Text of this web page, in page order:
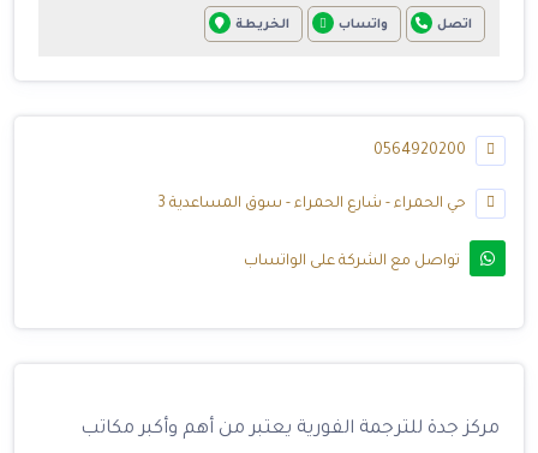
اتصل واتساب الخريطة
حي الحمراء - شارع الحمراء - سوق المساعدية 3
تواصل مع الشركة على الواتساب
مركز جدة للترجمة الفورية يعتبر من أهم وأكبر مكاتب